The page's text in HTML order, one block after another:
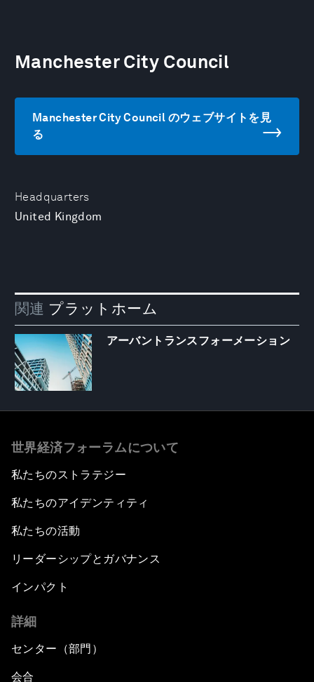
Headquarters
United Kingdom
Manchester City Council
Manchester City Council のウェブサイトを見
る
関連 プラットホーム
アーバントランスフォーメーション
世界経済フォーラムについて
私たちのストラテジー
私たちのアイデンティティ
私たちの活動
リーダーシップとガバナンス
インパクト
詳細
センター（部門）
会合